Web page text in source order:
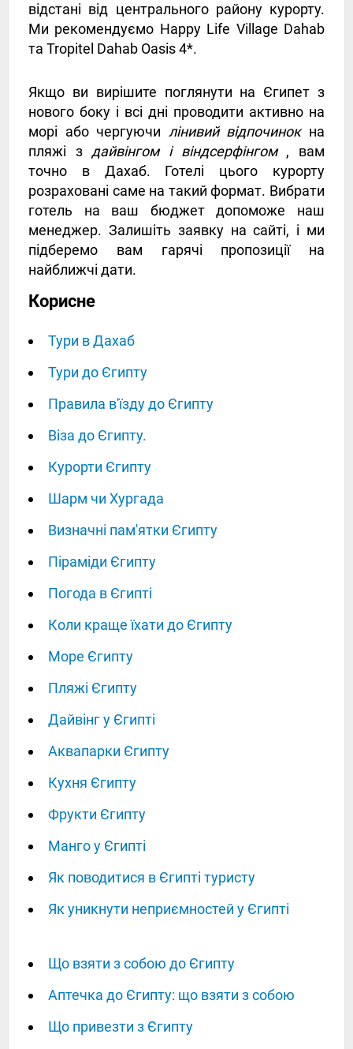
відстані від центрального району курорту.
Ми рекомендуємо Happy Life Village Dahab
та Tropitel Dahab Oasis 4*.
Якщо ви вирішите поглянути на Єгипет з
нового боку і всі дні проводити активно на
морі або чергуючи лінивий відпочинокна
пляжі здайвінгом і віндсерфінгом, вам
точно в Дахаб. Готелі цього курорту
розраховані саме на такий формат. Вибрати
готель на ваш бюджет допоможе наш
менеджер. Залишіть заявку на сайті, і ми
підберемо вам гарячі пропозиції на
найближчі дати.
Корисне
Тури в Дахаб
Тури до Єгипту
Правила в'їзду до Єгипту
Віза до Єгипту.
Курорти Єгипту
Шарм чи Хургада
Визначні пам'ятки Єгипту
Піраміди Єгипту
Погода в Єгипті
Коли краще їхати до Єгипту
Море Єгипту
Пляжі Єгипту
Дайвінг у Єгипті
Аквапарки Єгипту
Кухня Єгипту
Фрукти Єгипту
Манго у Єгипті
Як поводитися в Єгипті туристу
Як уникнути неприємностей у Єгипті
Що взяти з собою до Єгипту
Аптечка до Єгипту: що взяти з собою
Що привезти з Єгипту